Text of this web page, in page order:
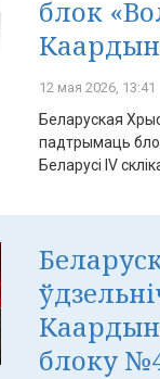
блок
12 мая 2026, 13:41
Беларуская
падтрымаць
Беларусі IV
блоку